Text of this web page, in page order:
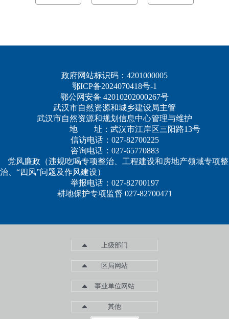
政府网站标识码：4201000005
鄂ICP备2024070418号-1
鄂公网安备 42010202000267号
武汉市自然资源和城乡建设局主管
武汉市自然资源和规划信息中心管理与维护
地 址：武汉市江岸区三阳路13号
信访电话：027-82700225
咨询电话：027-65770883
党风廉政（违规吃喝专项整治、工程建设和房地产领域专项整
治、“四风”问题及作风建设）
举报电话：027-82700197
耕地保护专项监督 027-82700471
上级部门
区局网站
事业单位网站
其他